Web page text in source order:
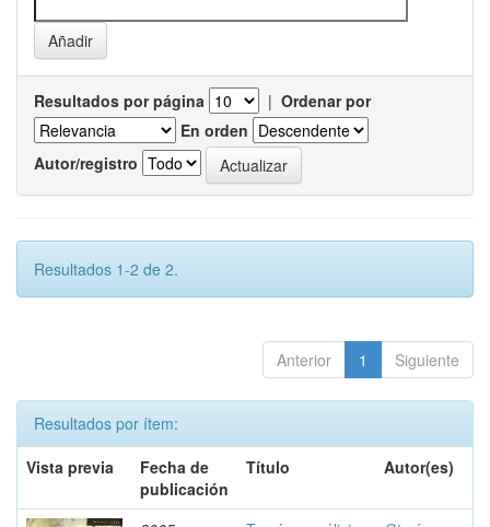
Resultados por página | Ordenar por
En orden
Autor/registro
Resultados 1-2 de 2.
Anterior 1 Siguiente
Resultados por ítem:
Vista previa
Fecha de
publicación
Título Autor(es)